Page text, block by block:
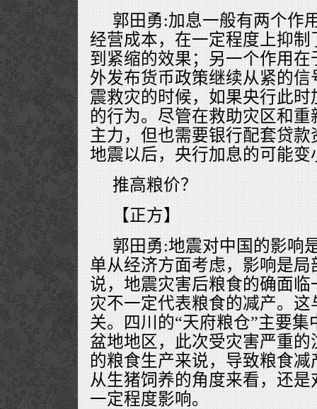
郭田勇:加息一般有两个作
经营成本，在一定程度上抑
到紧缩的效果；另一个作用
外发布货币政策继续从紧的
震救灾的时候，如果央行此
的行为。尽管在救助灾区和
主力，但也需要银行配套贷
地震以后，央行加息的可能变
推高粮价？
【正方】
郭田勇:地震对中国的影响
单从经济方面考虑，影响是
说，地震灾害后粮食的确面
灾不一定代表粮食的减产。
关。四川的“天府粮仓”主要
盆地地区，此次受灾害严重
的粮食生产来说，导致粮食
从生猪饲养的角度来看，还
一定程度影响。